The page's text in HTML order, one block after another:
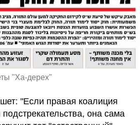
"Ха-дерех"
"Если правая коалиция
она сама